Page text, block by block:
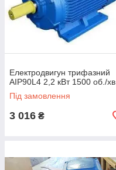
Електродвигун трифазний
АІР90L4 2,2 кВт 1500 об./хв
Під замовлення
3 016 ₴